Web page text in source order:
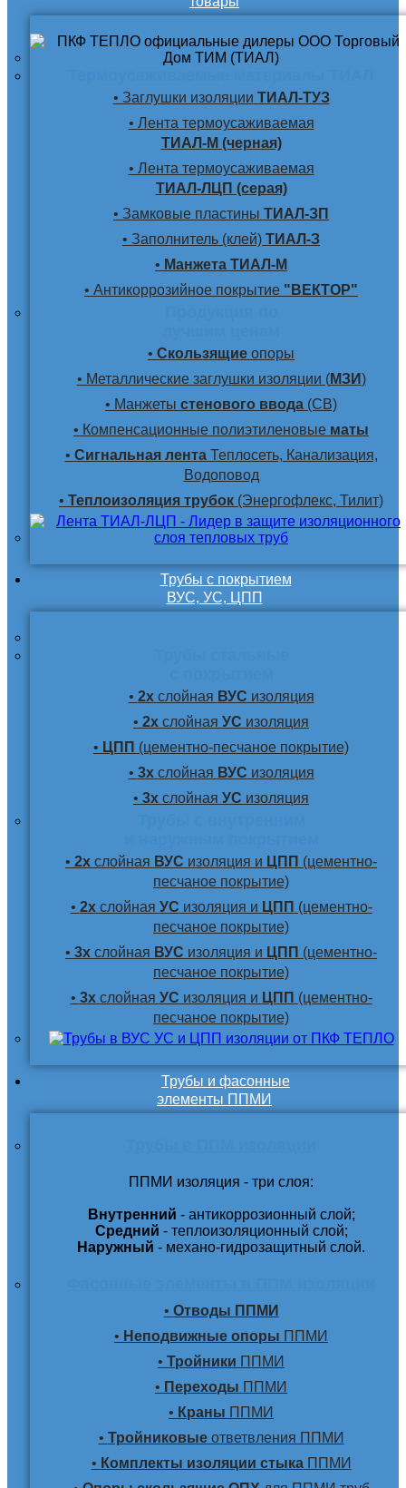
• Заглушки изоляции ТИАЛ-ТУЗ
• Лента термоусаживаемая
ТИАЛ-М (черная)
• Лента термоусаживаемая
ТИАЛ-ЛЦП (серая)
• Замковые пластины ТИАЛ-ЗП
• Заполнитель (клей) ТИАЛ-З
• Манжета ТИАЛ-М
• Антикоррозийное покрытие "ВЕКТОР"
• Скользящие опоры
• Металлические заглушки изоляции (МЗИ)
• Манжеты стенового ввода (СВ)
• Компенсационные полиэтиленовые маты
• Сигнальная лентаТеплосеть, Канализация,
Водоповод
• Теплоизоляция трубок (Энергофлекс, Тилит)
Трубы с покрытием
ВУС, УС, ЦПП
• 2хслойная ВУС изоляция
• 2х слойная УС изоляция
• ЦПП (цементно-песчаное покрытие)
• 3хслойная ВУС изоляция
• 3х слойная УС изоляция
• 2х слойная ВУС изоляция и ЦПП (цементно-
песчаное покрытие)
• 2хслойная УС изоляция и ЦПП (цементно-
песчаное покрытие)
• 3х слойная ВУС изоляция и ЦПП (цементно-
песчаное покрытие)
• 3хслойная УС изоляция и ЦПП (цементно-
песчаное покрытие)
Трубы и фасонные
элементы ППМИ
ППМИ изоляция - три слоя:
Внутренний - антикоррозионный слой;
Средний - теплоизоляционный слой;
Наружный - механо-гидрозащитный слой.
• Отводы ППМИ
• Неподвижные опоры ППМИ
• Тройники ППМИ
• Переходы ППМИ
• Краны ППМИ
• Тройниковыеответвления ППМИ
• Комплекты изоляции стыкаППМИ